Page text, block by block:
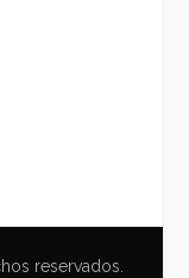
reservados.